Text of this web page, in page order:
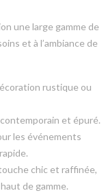
une large gamme de
et à l’ambiance de
rustique ou
et épuré.
les événements
chic et raffinée,
de gamme.